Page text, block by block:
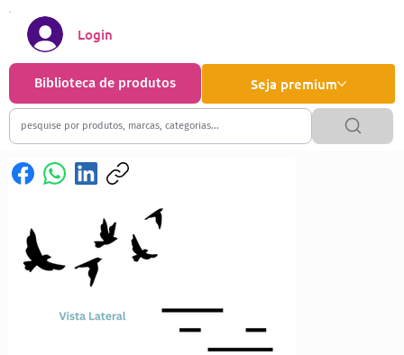
Seja premium
Biblioteca de produtos
Login